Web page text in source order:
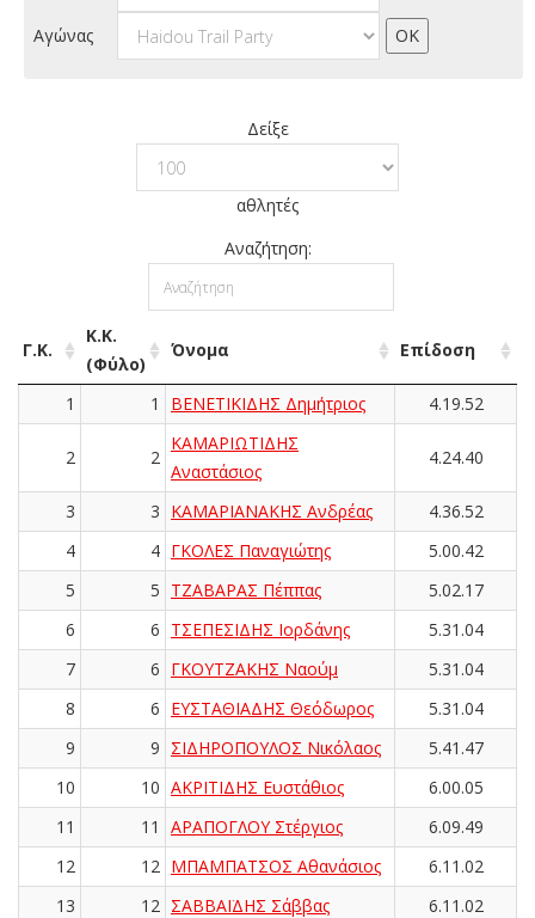
Αγώνας
Δείξε
αθλητές
Αναζήτηση:
Γ.Κ.
Κ.Κ.
(Φύλο)
Όνομα Επίδοση
1 1 ΒΕΝΕΤΙΚΙΔΗΣ Δημήτριος 4.19.52
2 2
ΚΑΜΑΡΙΩΤΙΔΗΣ
Αναστάσιος
4.24.40
3 3 ΚΑΜΑΡΙΑΝΑΚΗΣ Ανδρέας
4.36.52
4
4 ΓΚΟΛΕΣ Παναγιώτης
5.00.42
5
5 ΤΖΑΒΑΡΑΣ Πέππας
5.02.17
6
6 ΤΣΕΠΕΣΙΔΗΣ Ιορδάνης
5.31.04
7
6 ΓΚΟΥΤΖΑΚΗΣ Ναούμ
5.31.04
8
6 ΕΥΣΤΑΘΙΑΔΗΣ Θεόδωρος
5.31.04
9
9 ΣΙΔΗΡΟΠΟΥΛΟΣ Νικόλαος
5.41.47
10
10 ΑΚΡΙΤΙΔΗΣ Ευστάθιος
6.00.05
11
11 ΑΡΑΠΟΓΛΟΥ Στέργιος
6.09.49
12
12 ΜΠΑΜΠΑΤΣΟΣ Αθανάσιος
6.11.02
13
12 ΣΑΒΒΑΪΔΗΣ Σάββας
6.11.02